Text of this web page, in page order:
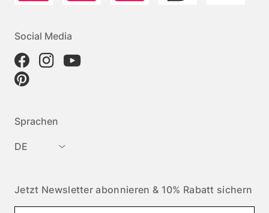
Social Media
Sprachen
DE
Jetzt Newsletter abonnieren & 10% Rabatt sichern